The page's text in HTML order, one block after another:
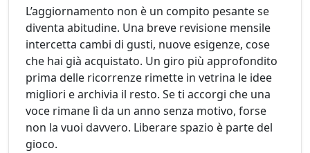
L’aggiornamento non è un compito pesante se
diventa abitudine. Una breve revisione mensile
intercetta cambi di gusti, nuove esigenze, cose
che hai già acquistato. Un giro più approfondito
prima delle ricorrenze rimette in vetrina le idee
migliori e archivia il resto. Se ti accorgi che una
voce rimane lì da un anno senza motivo, forse
non la vuoi davvero. Liberare spazio è parte del
gioco.